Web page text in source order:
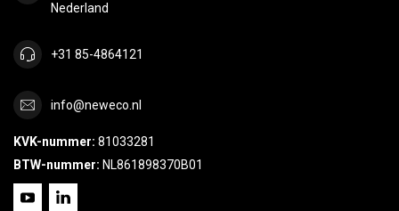
Nederland
+31 85-4864121
info@neweco.nl
KVK-nummer: 81033281
BTW-nummer: NL861898370B01